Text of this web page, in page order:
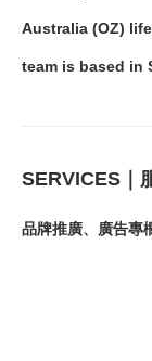
Australia (OZ)
team is based in
SERVICES｜
品牌推廣、廣告專